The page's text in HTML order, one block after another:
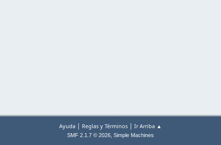
Ayuda | Reglas y Términos | Ir Arriba ▲
SMF 2.1.7 © 2026, Simple Machines